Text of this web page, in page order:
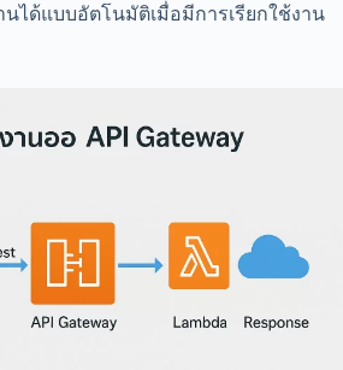
ได้แบบอัตโนมัติเมื่อมีการเรียกใช้งาน